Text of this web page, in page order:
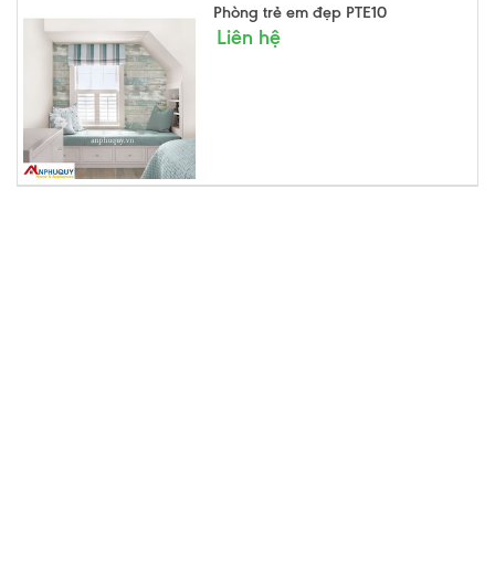
Phòng trẻ em đẹp PTE10
Liên hệ